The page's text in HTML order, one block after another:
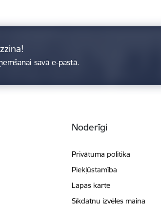
savā e-pastā.
Noderīgi
Privātuma politika
Piekļūstamība
Lapas karte
Sīkdatņu izvēles maiņa